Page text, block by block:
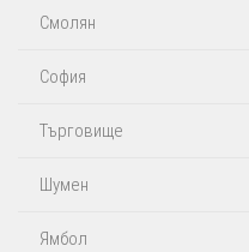
Смолян
София
Търговище
Шумен
Ямбол